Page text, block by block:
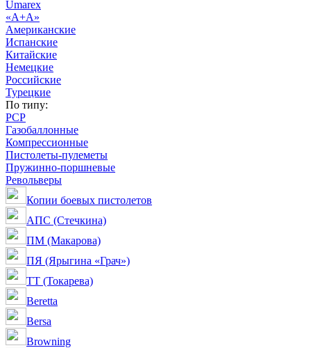
Umarex
«А+А»
Американские
Испанские
Китайские
Немецкие
Российские
Турецкие
По типу:
PCP
Газобаллонные
Компрессионные
Пистолеты-пулеметы
Пружинно-поршневые
Револьверы
Копии боевых пистолетов
АПС (Стечкина)
ПМ (Макарова)
ПЯ (Ярыгина «Грач»)
ТТ (Токарева)
Beretta
Bersa
Browning